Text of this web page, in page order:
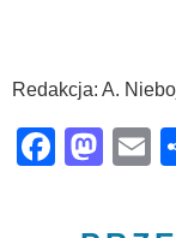
Redakcja: A.